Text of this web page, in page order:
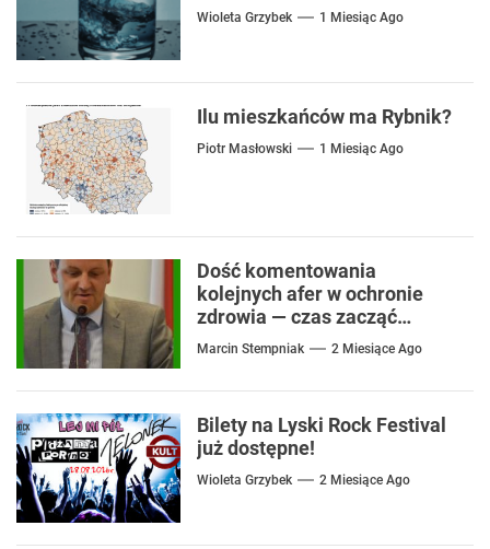
Wioleta Grzybek 1 Miesiąc Ago
Ilu mieszkańców ma Rybnik?
Piotr Masłowski 1 Miesiąc Ago
Dość komentowania
kolejnych afer w ochronie
zdrowia — czas zacząć
mówić o rozwiązaniach
Marcin Stempniak 2 Miesiące Ago
Bilety na Lyski Rock Festival
już dostępne!
Wioleta Grzybek 2 Miesiące Ago